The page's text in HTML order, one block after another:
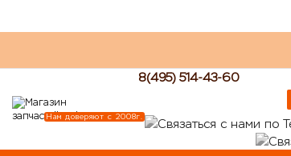
Нам доверяют с 2008г.
8(495) 514-43-60